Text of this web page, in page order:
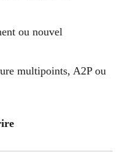
ou nouvel
multipoints, A2P ou